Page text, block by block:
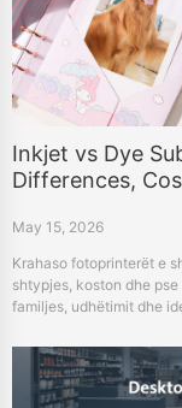
Inkjet vs Dye
Differences,
May 15, 2026
Krahaso fotoprinterët e
shtypjes, koston dhe
familjes, udhëtimit dhe